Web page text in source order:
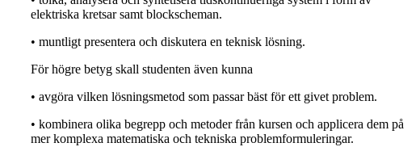
elektriska kretsar samt blockscheman.
• muntligt presentera och diskutera en teknisk lösning.
För högre betyg skall studenten även kunna
• avgöra vilken lösningsmetod som passar bäst för ett givet problem.
• kombinera olika begrepp och metoder från kursen och applicera dem på
mer komplexa matematiska och tekniska problemformuleringar.